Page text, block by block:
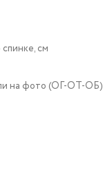
см
на фото (ОГ-ОТ-ОБ)